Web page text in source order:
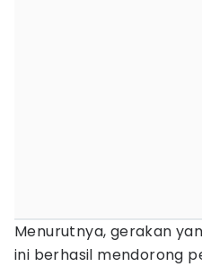
Menurutnya, gerakan
ini berhasil mendorong